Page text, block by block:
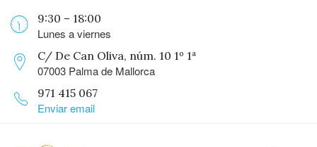
9:30 – 18:00
Lunes a viernes
C/ De Can Oliva, núm. 10 1º 1ª
07003 Palma de Mallorca
971 415 067
Enviar email